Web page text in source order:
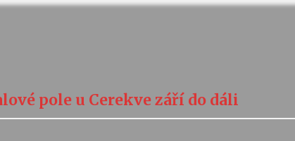
pole u Cerekve září do dáli